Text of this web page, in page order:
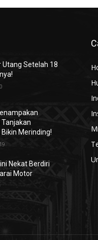
Utang Setelah 18
Tanjakan
Merinding!
Nekat Berdiri
Motor